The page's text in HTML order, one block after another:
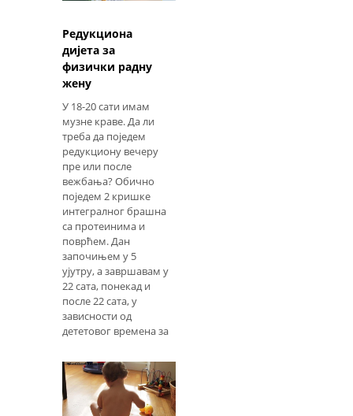
Редукциона
дијета за
физички радну
жену
У 18-20 сати имам
музне ​​краве. Да ли
треба да поједем
редукциону вечеру
пре или после
вежбања? Обично
поједем 2 кришке
интегралног брашна
са протеинима и
поврћем. Дан
започињем у 5
ујутру, а завршавам у
22 сата, понекад и
после 22 сата, у
зависности од
дететовог времена за